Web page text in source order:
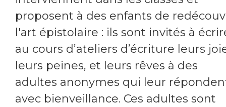
proposent à des enfants de
l'art épistolaire : ils sont invités à
au cours d’ateliers d’écriture leurs
leurs peines, et leurs rêves à des
adultes anonymes qui leur
avec bienveillance. Ces adultes sont